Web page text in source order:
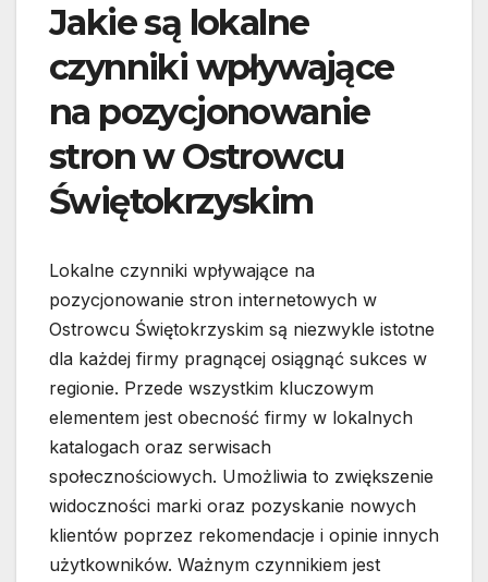
Jakie są lokalne
czynniki wpływające
na pozycjonowanie
stron w Ostrowcu
Świętokrzyskim
Lokalne czynniki wpływające na
pozycjonowanie stron internetowych w
Ostrowcu Świętokrzyskim są niezwykle istotne
dla każdej firmy pragnącej osiągnąć sukces w
regionie. Przede wszystkim kluczowym
elementem jest obecność firmy w lokalnych
katalogach oraz serwisach
społecznościowych. Umożliwia to zwiększenie
widoczności marki oraz pozyskanie nowych
klientów poprzez rekomendacje i opinie innych
użytkowników. Ważnym czynnikiem jest